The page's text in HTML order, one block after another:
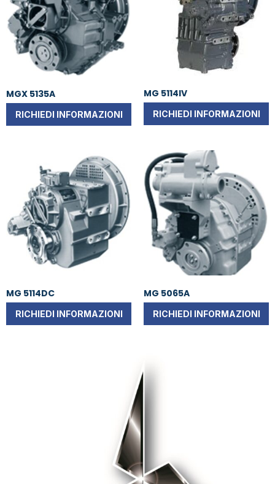
MGX 5135A
RICHIEDI INFORMAZIONI
MG 5114IV
RICHIEDI INFORMAZIONI
MG 5114DC
RICHIEDI INFORMAZIONI
MG 5065A
RICHIEDI INFORMAZIONI